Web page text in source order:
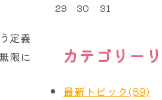
定義
限に
29
30 31
カテゴリー
最新トピック(89)